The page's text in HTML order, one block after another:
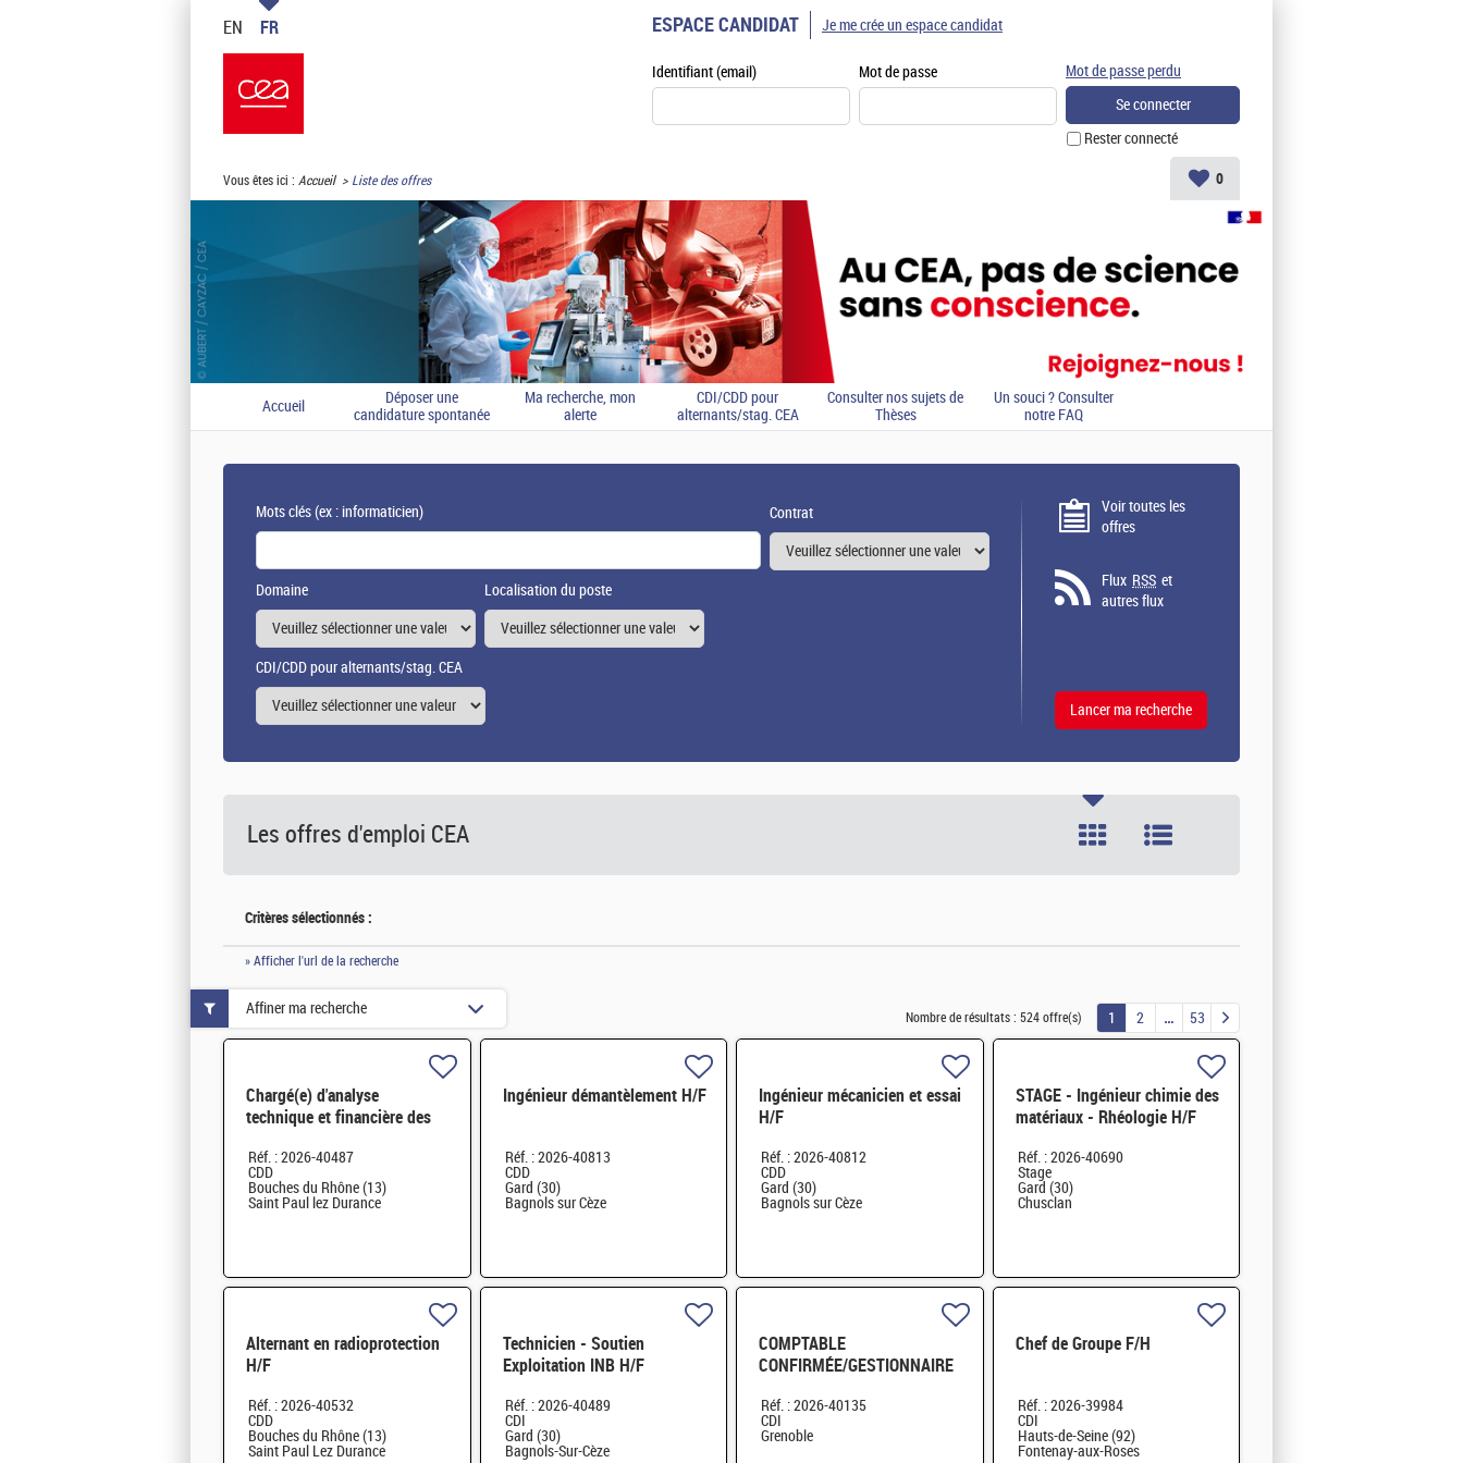
EN FR ESPACE CANDIDAT
Identifiant (email) Mot de passe
Rester connecté
Mot de passe perdu
Je me crée un espace candidat
Vous êtes ici : Accueil Liste des offres 0
Accueil
Déposer une
candidature spontanée
Ma recherche, mon
alerte
CDI/CDD pour
alternants/stag. CEA
Consulter nos sujets de
Thèses
Un souci ? Consulter
notre FAQ
Mots clés(ex : informaticien) Contrat
Domaine Localisation du poste
CDI/CDD pour alternants/stag. CEA
Voir toutes les
offres
Flux RSS et
autres flux
Les offres d'emploi CEA
Critères sélectionnés :
» Afficher l'url de la recherche
Nombre de résultats : 524 offre(s) 1 2 53
Chargé(e) d'analyse
technique et financière des
électromécanique H/F
Réf. : 2026-40487
CDD
Bouches du Rhône (13)
Saint Paul lez Durance
Ingénieur démantèlement H/F
Réf. : 2026-40813
CDD
Gard (30)
Bagnols sur Cèze
Ingénieur mécanicien et essai
H/F
Réf. : 2026-40812
CDD
Gard (30)
Bagnols sur Cèze
STAGE - Ingénieur chimie des
matériaux - Rhéologie H/F
Réf. : 2026-40690
Stage
Gard (30)
Chusclan
Alternant en radioprotection
H/F
Réf. : 2026-40532
CDD
Bouches du Rhône (13)
Saint Paul Lez Durance
Technicien - Soutien
Exploitation INB H/F
Réf. : 2026-40489
CDI
Gard (30)
Bagnols-Sur-Cèze
COMPTABLE
CONFIRMÉE/GESTIONNAIRE
Réf. : 2026-40135
CDI
Grenoble
Chef de Groupe F/H
Réf. : 2026-39984
CDI
Hauts-de-Seine (92)
Fontenay-aux-Roses
Affiner ma recherche